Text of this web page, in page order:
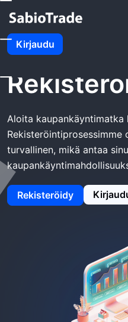
Kirjaudu
Kotiin SabioTrade
Aloita kaupankäyntimatka
Rekisteröintiprosessimme
turvallinen, mikä antaa
Rekisteröidy